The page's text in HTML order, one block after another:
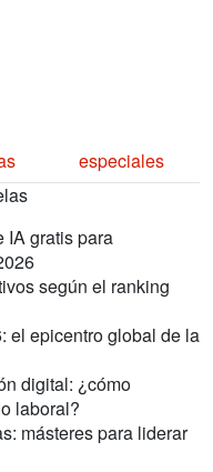
especiales
IA gratis para
según el ranking
el epicentro global de la
digital: ¿cómo
laboral?
másteres para liderar